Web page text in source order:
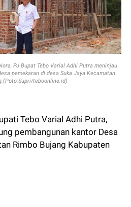
PJ Bupat Tebo Varial Adhi Putra meninjau
pemekaran di desa Suka Jaya Kecamatan
teboonline.id)
Tebo Varial Adhi Putra,
pembangunan kantor Desa
Rimbo Bujang Kabupaten